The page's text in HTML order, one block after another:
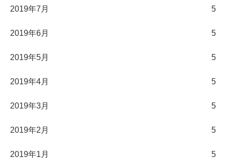
2019年7月 5
2019年6月 5
2019年5月 5
2019年4月 5
2019年3月 5
2019年2月 5
2019年1月 5